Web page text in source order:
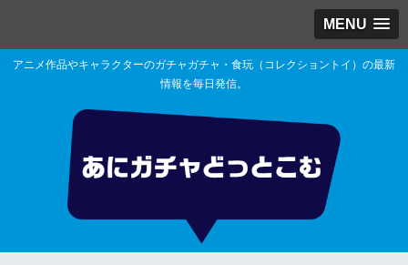
MENU
アニメ作品やキャラクターのガチャガチャ・食玩（コレクショントイ）の最新
情報を毎日発信。